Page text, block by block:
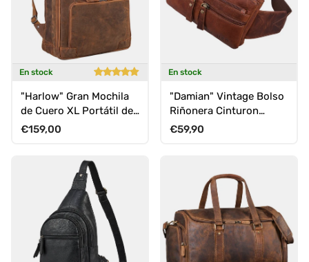
En stock
"Harlow" Gran Mochila
de Cuero XL Portátil de
15 - 17 Pulgadas para
Precio normal
€159,00
En stock
"Damian" Vintage Bolso
Riñonera Cinturon
Cuero
Precio normal
€59,90